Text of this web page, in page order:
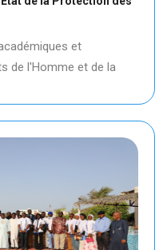
et
de l'Homme et de la